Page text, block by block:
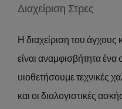
Διαχείριση Στρες
Η διαχείριση του άγχους
είναι αναμφισβήτητα
υιοθετήσουμε τεχνικές
και οι διαλογιστικές